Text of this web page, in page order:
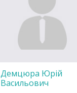
Демцюра Юрій
Васильович